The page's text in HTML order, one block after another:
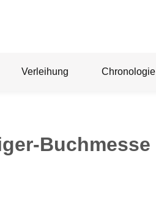
Verleihung Chronologie
Buchmesse